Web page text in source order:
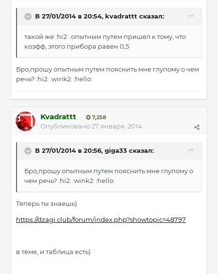
В 27/01/2014 в 20:54, kvadrattt сказал:
такой же :hi2: .опытным путем пришел к тому, что
коэфф, этого прибора равен 0,5
Бро,прошу опытным путем пояснить мне глупому о чем
речь? :hi2: :wink2: :hello:
Kvadrattt 7,258
Опубликовано27 января, 2014
В 27/01/2014 в 20:56, giga33 сказал:
Бро,прошу опытным путем пояснить мне глупому о
чем речь? :hi2: :wink2: :hello:
Теперь ты знаешь)
https://dzagi.club/forum/index.php?showtopic=48797
в теме, и таблица есть)